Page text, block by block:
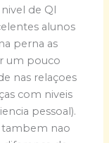
de QI
alunos
perna as
um pouco
nas relaçoes
com niveis
pessoal).
tambem nao